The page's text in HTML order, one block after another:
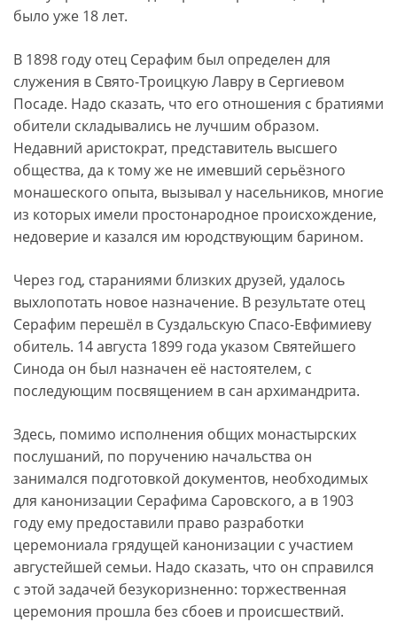
было уже 18 лет.
В 1898 году отец Серафим был определен для
служения в Свято-Троицкую Лавру в Сергиевом
Посаде. Надо сказать, что его отношения с братиями
обители складывались не лучшим образом.
Недавний аристократ, представитель высшего
общества, да к тому же не имевший серьёзного
монашеского опыта, вызывал у насельников, многие
из которых имели простонародное происхождение,
недоверие и казался им юродствующим барином.
Через год, стараниями близких друзей, удалось
выхлопотать новое назначение. В результате отец
Серафим перешёл в Суздальскую Спасо-Евфимиеву
обитель. 14 августа 1899 года указом Святейшего
Синода он был назначен её настоятелем, с
последующим посвящением в сан архимандрита.
Здесь, помимо исполнения общих монастырских
послушаний, по поручению начальства он
занимался подготовкой документов, необходимых
для канонизации Серафима Саровского, а в 1903
году ему предоставили право разработки
церемониала грядущей канонизации с участием
августейшей семьи. Надо сказать, что он справился
с этой задачей безукоризненно: торжественная
церемония прошла без сбоев и происшествий.